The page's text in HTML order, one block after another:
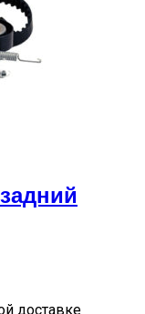
доставке